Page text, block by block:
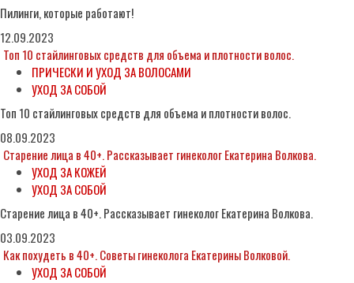
Пилинги, которые работают!
12.09.2023
Топ 10 стайлинговых средств для объема и плотности волос.
ПРИЧЕСКИ И УХОД ЗА ВОЛОСАМИ
УХОД ЗА СОБОЙ
Топ 10 стайлинговых средств для объема и плотности волос.
08.09.2023
Старение лица в 40+. Рассказывает гинеколог Екатерина Волкова.
УХОД ЗА КОЖЕЙ
УХОД ЗА СОБОЙ
Старение лица в 40+. Рассказывает гинеколог Екатерина Волкова.
03.09.2023
Как похудеть в 40+. Советы гинеколога Екатерины Волковой.
УХОД ЗА СОБОЙ